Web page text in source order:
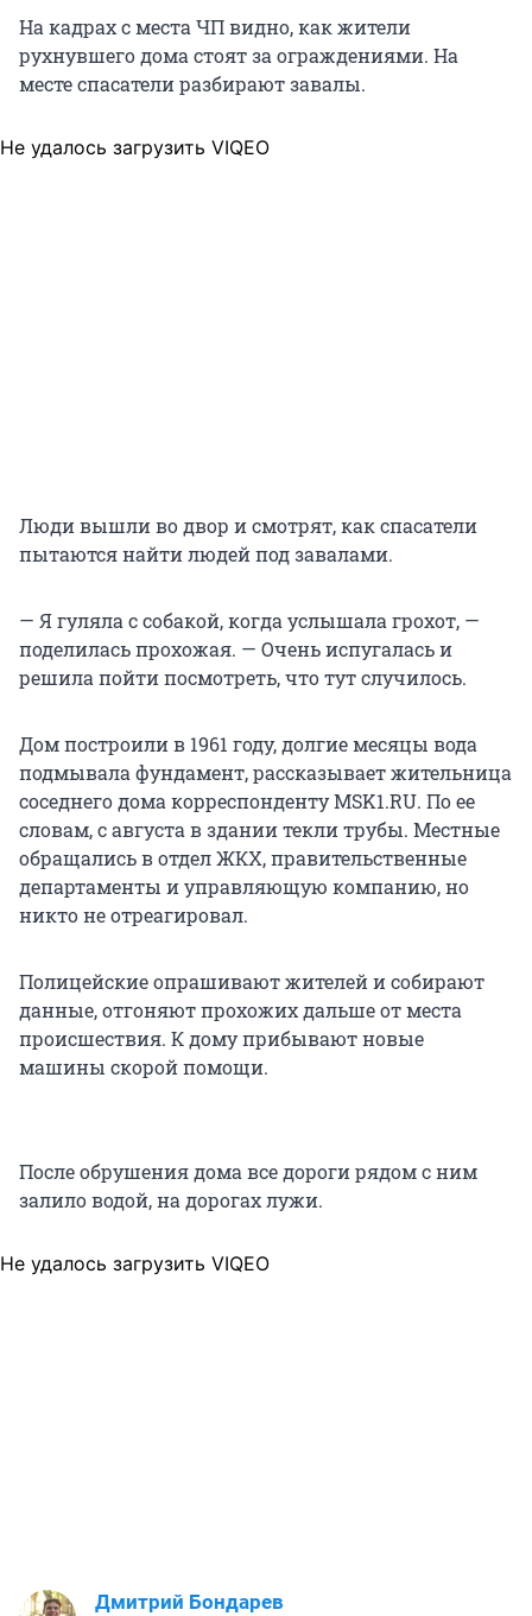
На кадрах с места ЧП видно, как жители
рухнувшего дома стоят за ограждениями. На
месте спасатели разбирают завалы.
Не удалось загрузить VIQEO
Люди вышли во двор и смотрят, как спасатели
пытаются найти людей под завалами.
— Я гуляла с собакой, когда услышала грохот, —
поделилась прохожая. — Очень испугалась и
решила пойти посмотреть, что тут случилось.
Дом построили в 1961 году, долгие месяцы вода
подмывала фундамент, рассказывает жительница
соседнего дома корреспонденту MSK1.RU. По ее
словам, с августа в здании текли трубы. Местные
обращались в отдел ЖКХ, правительственные
департаменты и управляющую компанию, но
никто не отреагировал.
Полицейские опрашивают жителей и собирают
данные, отгоняют прохожих дальше от места
происшествия. К дому прибывают новые
машины скорой помощи.
После обрушения дома все дороги рядом с ним
залило водой, на дорогах лужи.
Не удалось загрузить VIQEO
Дмитрий Бондарев